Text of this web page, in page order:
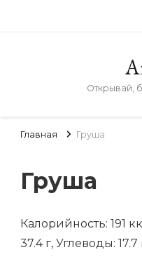
Открывай,
Главная Груша
Груша
Калорийность: 191
37.4 г, Углеводы: 17.7